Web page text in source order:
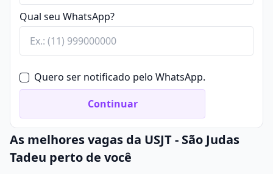
Qual seu WhatsApp?
Quero ser notificado pelo WhatsApp.
Continuar
As melhores vagas da USJT - São Judas
Tadeu perto de você